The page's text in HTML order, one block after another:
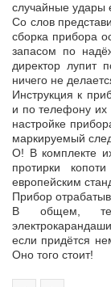
случайные удары
Со слов
сборка прибора
запасом по
директор лупит
ничего не
Инструкция к
и по телефону
настройке
маркируемый след
О! В комплекте
протирки
европейским
Прибор
В общем,
если придётся
Оно того стоит!